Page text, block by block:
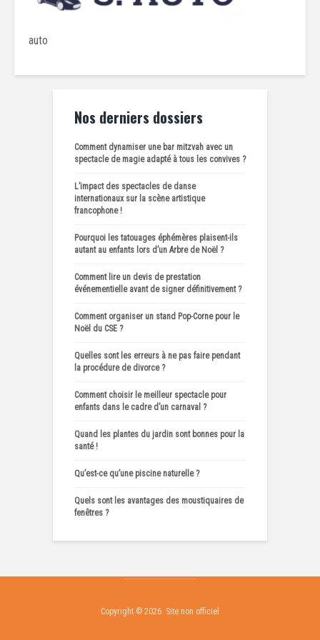
auto
Nos derniers dossiers
Comment dynamiser une bar mitzvah avec un
spectacle de magie adapté à tous les convives ?
L’impact des spectacles de danse
internationaux sur la scène artistique
francophone !
Pourquoi les tatouages éphémères plaisent-ils
autant au enfants lors d’un Arbre de Noël ?
Comment lire un devis de prestation
événementielle avant de signer définitivement ?
Comment organiser un stand Pop-Corne pour le
Noël du CSE ?
Quelles sont les erreurs à ne pas faire pendant
la procédure de divorce ?
Comment choisir le meilleur spectacle pour
enfants dans le cadre d’un carnaval ?
Quand les plantes du jardin sont bonnes pour la
santé !
Qu’est-ce qu’une piscine naturelle ?
Quels sont les avantages des moustiquaires de
fenêtres ?
Copyright © 2026. Site non officiel